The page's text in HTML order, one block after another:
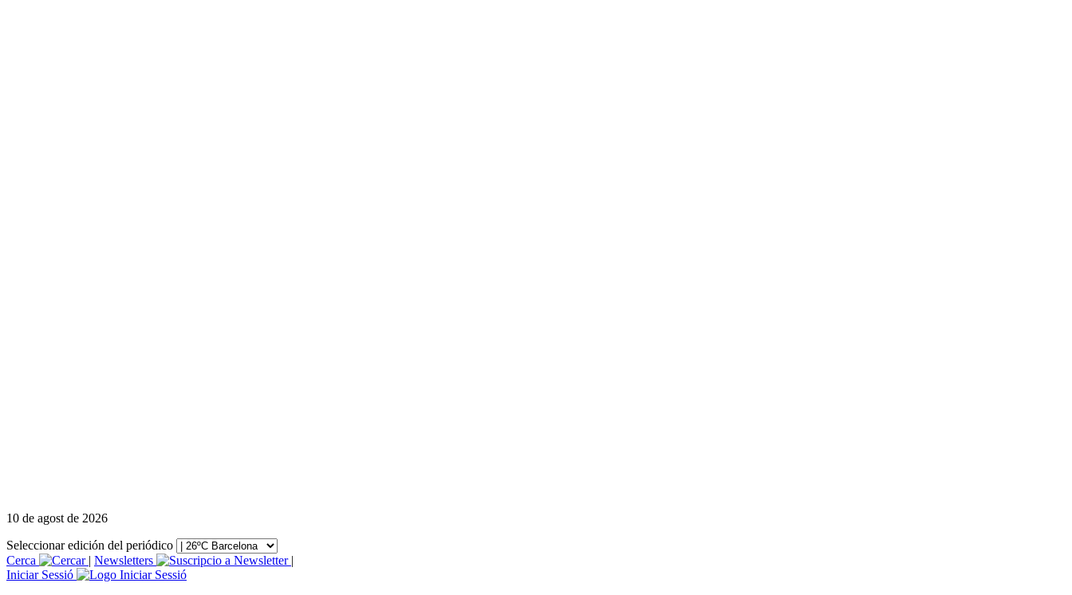
10 de agost de 2026
Seleccionar edición del periódico
Cerca
| Newsletters
|
Iniciar Sessió